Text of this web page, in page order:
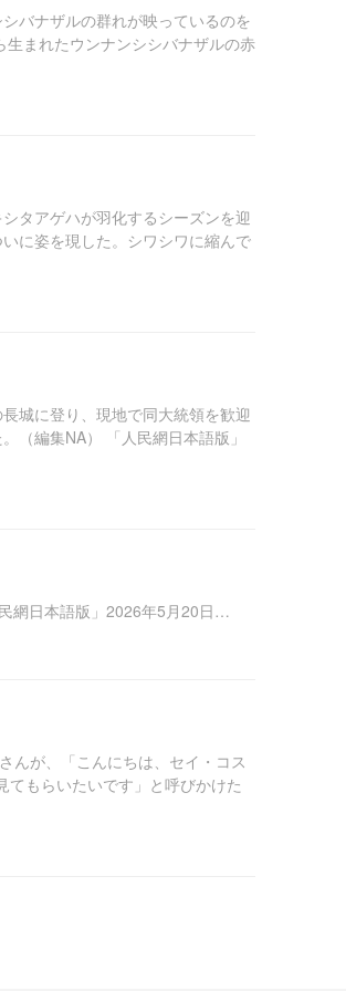
バナザルの群れが映っているのを
まれたウンナンシシバナザルの赤
タアゲハが羽化するシーズンを迎
に姿を現した。シワシワに縮んで
城に登り、現地で同大統領を歓迎
（編集NA） 「人民網日本語版」
網日本語版」2026年5月20日…
んが、「こんにちは、セイ・コス
もらいたいです」と呼びかけた